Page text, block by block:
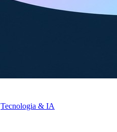
Tecnologia & IA